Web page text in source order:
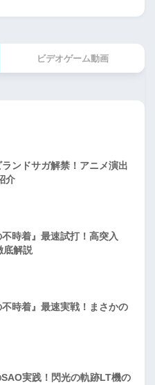
ビデオゲーム動画
ランドサガ解禁！アニメ演出
介
不時着』最速試打！高突入
底解説
不時着』最速実戦！まさかの
SAO実践！閃光の軌跡LT機の